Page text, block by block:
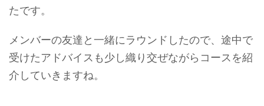
たです。
メンバーの友達と一緒にラウンドしたので、途中で
受けたアドバイスも少し織り交ぜながらコースを紹
介していきますね。